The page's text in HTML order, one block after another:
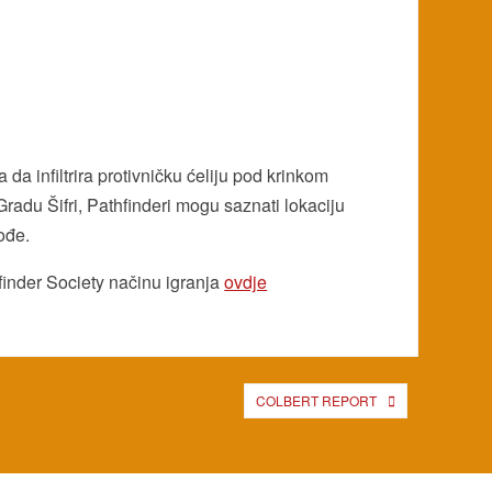
da infiltrira protivničku ćeliju pod krinkom
Šifri, Pathfinderi mogu saznati lokaciju
Society načinu igranjaovdje
COLBERT REPORT